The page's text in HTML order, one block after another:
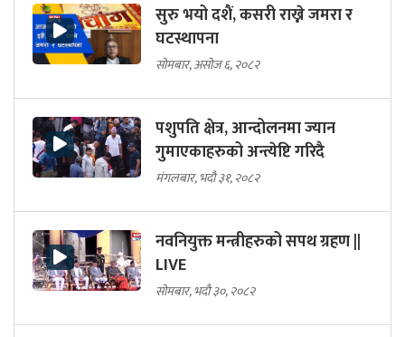
सुरु भयो दशैं, कसरी राख्ने जमरा र
घटस्थापना
सोमबार, असोज ६, २०८२
पशुपति क्षेत्र, आन्दोलनमा ज्यान
गुमाएकाहरुको अन्त्येष्टि गरिदै
मंगलबार, भदौ ३१, २०८२
नवनियुक्त मन्त्रीहरुको सपथ ग्रहण ||
LIVE
सोमबार, भदौ ३०, २०८२